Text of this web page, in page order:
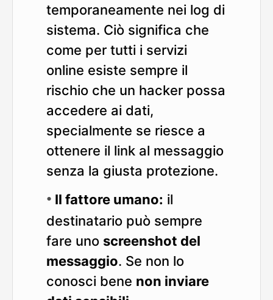
temporaneamente nei log di
sistema. Ciò significa che
come per tutti i servizi
online esiste sempre il
rischio che un hacker possa
accedere ai dati,
specialmente se riesce a
ottenere il link al messaggio
senza la giusta protezione.
Il fattore umano: il
destinatario può sempre
fare uno screenshot del
messaggio. Se non lo
conosci bene non inviare